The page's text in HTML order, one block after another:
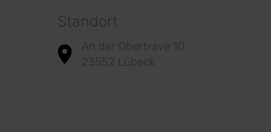
Standort
An der Obertrave 10
23552 Lübeck